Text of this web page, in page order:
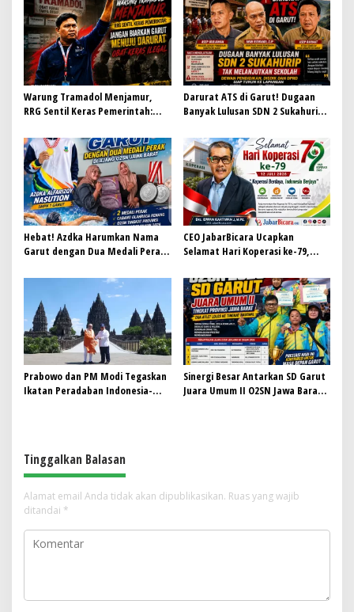
Warung Tramadol Menjamur,
RRG Sentil Keras Pemerintah:
Darurat Obat Keras Ilegal
Darurat ATS di Garut! Dugaan
Banyak Lulusan SDN 2 Sukahurip
Pendidikan, Disdik dan DPRD Siap
Turun ke Lapangan
Hebat! Azdka Harumkan Nama
Garut dengan Dua Medali Perak
CEO JabarBicara Ucapkan
Selamat Hari Koperasi ke-79,
Kebangkitan Ekonomi Nasional
Prabowo dan PM Modi Tegaskan
Ikatan Peradaban Indonesia-
Sinergi Besar Antarkan SD Garut
Juara Umum II O2SN Jawa Barat
Tinggalkan Balasan
Alamat email Anda tidak akan dipublikasikan. Ruas yang wajib
ditandai *